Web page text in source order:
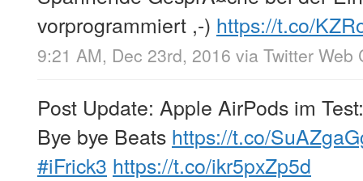
vorprogrammiert ,-) https://t.co/
9:21 AM, Dec 23rd, 2016 via Twitter Web
Post Update: Apple AirPods im
Bye bye Beats https://t.co/
#iFrick3 https://t.co/ikr5pxZp5d